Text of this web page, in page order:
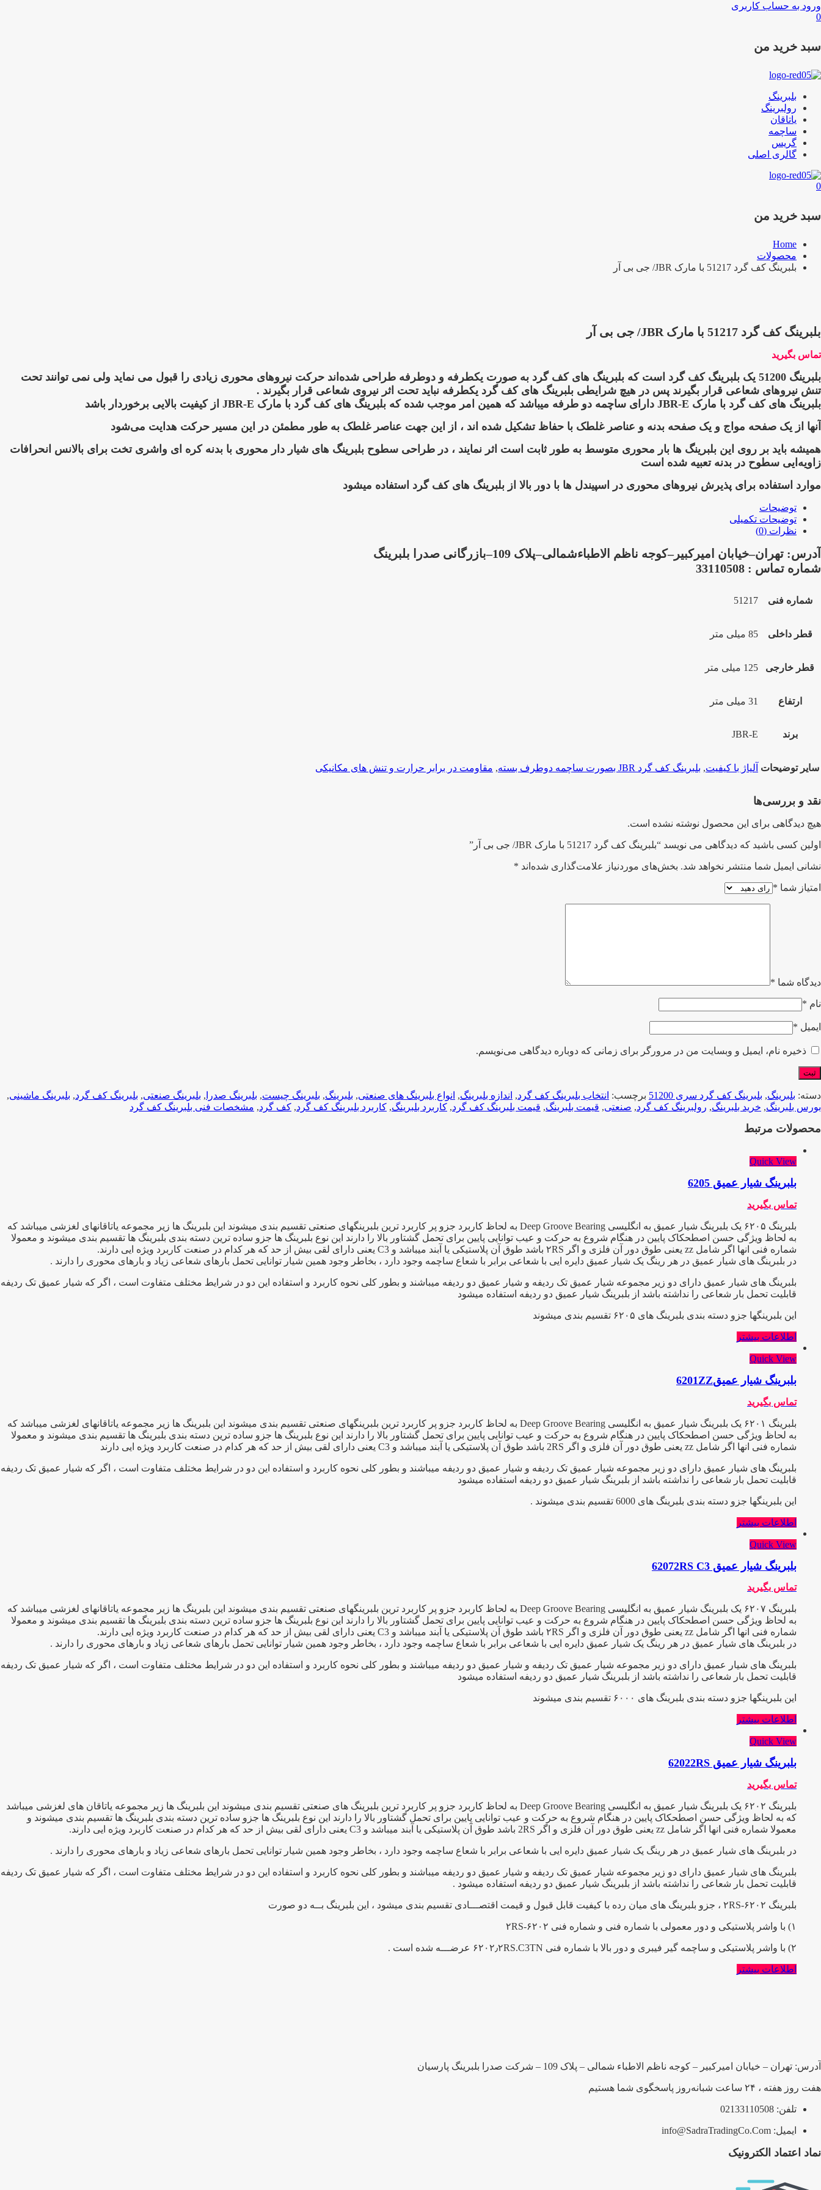
ورود به حساب کاربری
0
سبد خرید من
بلبرینگ
رولبرینگ
یاتاقان
ساچمه
گریس
گالری اصلی
0
سبد خرید من
Home
محصولات
بلبرینگ کف گرد 51217 با مارک JBR/ جی بی آر
بلبرینگ کف گرد 51217 با مارک JBR/ جی بی آر
تماس بگیرید
بلبرینگ 51200 یک بلبرینگ کف گرد است که بلبرینگ های کف گرد به صورت یکطرفه و دوطرفه طراحی شده‌اند حرکت نیروهای محوری زیادی را قبول می نماید ولی نمی توانند تحت
تنش نیروهای شعاعی قرار بگیرند پس در هیچ شرایطی بلبرینگ های کف گرد یکطرفه نباید تحت اثر نیروی شعاعی قرار بگیرند .
بلبرینگ های کف گرد با مارک JBR-E دارای ساچمه دو طرفه میباشد که همین امر موجب شده که بلبرینگ های کف گرد با مارک JBR-E از کیفیت بالایی برخوردار باشد
آنها از یک صفحه مواج و یک صفحه بدنه و عناصر غلطک با حفاظ تشکیل شده اند ، از این جهت عناصر غلطک به طور مطمئن در این مسیر حرکت هدایت می‌شود
همیشه باید بر روی این بلبرینگ ها بار محوری متوسط به طور ثابت است اثر نمایند ، در طراحی سطوح بلبرینگ های شیار دار محوری با بدنه کره ای واشری تخت برای بالانس انحرافات
زاویه‌ایی سطوح در بدنه تعبیه شده است
موارد استفاده برای پذیرش نیروهای محوری در اسپیندل ها با دور بالا از بلبرینگ های کف گرد استفاده میشود
توضیحات
توضیحات تکمیلی
نظرات (0)
آدرس: تهران–خیابان امیرکبیر–کوجه ناظم الاطباءشمالی–پلاک 109–بازرگانی صدرا بلبرینگ
شماره تماس : 33110508
شماره فنی 51217
قطر داخلی 85 میلی متر
قطر خارجی 125 میلی متر
ارتفاع 31 میلی متر
برند JBR-E
سایر توضیحات آلیاژ با کیفیت, بلبرینگ کف گرد JBR بصورت ساچمه دوطرف بسته , مقاومت در برابر حرارت و تنش های مکانیکی
نقد و بررسی‌ها
هیچ دیدگاهی برای این محصول نوشته نشده است.
اولین کسی باشید که دیدگاهی می نویسد “بلبرینگ کف گرد 51217 با مارک JBR/ جی بی آر”
نشانی ایمیل شما منتشر نخواهد شد. بخش‌های موردنیاز علامت‌گذاری شده‌اند *
امتیاز شما *
دیدگاه شما *
نام *
ایمیل *
ذخیره نام، ایمیل و وبسایت من در مرورگر برای زمانی که دوباره دیدگاهی می‌نویسم.
دسته: بلبرینگ, بلبرینگ کف گرد سری 51200 برچسب: انتخاب بلبرینگ کف گرد, اندازه بلبرینگ, انواع بلبرینگ های صنعتی, بلبرینگ, بلبرینگ چیست, بلبرینگ صدرا , بلبرینگ صنعتی, بلبرینگ کف گرد, بلبرینگ ماشینی,
بورس بلبرینگ, خرید بلبرینگ, رولبرینگ کف گرد, صنعتی, قیمت بلبرینگ, قیمت بلبرینگ کف گرد, کاربرد بلبرینگ, کاربرد بلبرینگ کف گرد, کف گرد, مشخصات فنی بلبرینگ کف گرد
محصولات مرتبط
Quick View
بلبرینگ شیار عمیق 6205
تماس بگیرید
بلبرینگ ۶۲۰۵ یک بلبرینگ شیار عمیق به انگلیسی Deep Groove Bearing به لحاظ کاربرد جزو پر کاربرد ترین بلبرینگهای صنعتی تقسیم بندی میشوند این بلبرینگ ها زیر مجموعه یاتاقانهای لغزشی میباشد که
به لحاظ ویژگی حسن اصطحکاک پایین در هنگام شروع به حرکت و عیب توانایی پایین برای تحمل گشتاور بالا را دارند این نوع بلبرینگ ها جزو ساده ترین دسته بندی بلبرینگ ها تقسیم بندی میشوند و معمولا
شماره فنی انها اگر شامل zz یعنی طوق دور آن فلزی و اگر ۲RS باشد طوق آن پلاستیکی یا آبند میباشد و C3 یعنی دارای لقی بیش از حد که هر کدام در صنعت کاربرد ویژه ایی دارند.
در بلبرینگ های شیار عمیق در هر رینگ یک شیار عمیق دایره ایی با شعاعی برابر با شعاع ساچمه وجود دارد ، بخاطر وجود همین شیار توانایی تحمل بارهای شعاعی زیاد و بارهای محوری را دارند .
بلبرینگ های شیار عمیق دارای دو زیر مجموعه شیار عمیق تک ردیفه و شیار عمیق دو ردیفه میباشند و بطور کلی نحوه کاربرد و استفاده این دو در شرایط مختلف متفاوت است ، اگر که شیار عمیق تک ردیفه
قابلیت تحمل بار شعاعی را نداشته باشد از بلبرینگ شیار عمیق دو ردیفه استفاده میشود
این بلبرینگها جزو دسته بندی بلبرینگ های ۶۲۰۵ تقسیم بندی میشوند
اطلاعات بیشتر
Quick View
بلبرینگ شیار عمیق6201ZZ
تماس بگیرید
بلبرینگ ۶۲۰۱ یک بلبرینگ شیار عمیق به انگلیسی Deep Groove Bearing به لحاظ کاربرد جزو پر کاربرد ترین بلبرینگهای صنعتی تقسیم بندی میشوند این بلبرینگ ها زیر مجموعه یاتاقانهای لغزشی میباشد که
به لحاظ ویژگی حسن اصطحکاک پایین در هنگام شروع به حرکت و عیب توانایی پایین برای تحمل گشتاور بالا را دارند این نوع بلبرینگ ها جزو ساده ترین دسته بندی بلبرینگ ها تقسیم بندی میشوند و معمولا
شماره فنی انها اگر شامل zz یعنی طوق دور آن فلزی و اگر 2RS باشد طوق آن پلاستیکی یا آبند میباشد و C3 یعنی دارای لقی بیش از حد که هر کدام در صنعت کاربرد ویژه ایی دارند
بلبرینگ های شیار عمیق دارای دو زیر مجموعه شیار عمیق تک ردیفه و شیار عمیق دو ردیفه میباشند و بطور کلی نحوه کاربرد و استفاده این دو در شرایط مختلف متفاوت است ، اگر که شیار عمیق تک ردیفه
قابلیت تحمل بار شعاعی را نداشته باشد از بلبرینگ شیار عمیق دو ردیفه استفاده میشود
این بلبرینگها جزو دسته بندی بلبرینگ های 6000 تقسیم بندی میشوند .
اطلاعات بیشتر
Quick View
بلبرینگ شیار عمیق 62072RS C3
تماس بگیرید
بلبرینگ ۶۲۰۷ یک بلبرینگ شیار عمیق به انگلیسی Deep Groove Bearing به لحاظ کاربرد جزو پر کاربرد ترین بلبرینگهای صنعتی تقسیم بندی میشوند این بلبرینگ ها زیر مجموعه یاتاقانهای لغزشی میباشد که
به لحاظ ویژگی حسن اصطحکاک پایین در هنگام شروع به حرکت و عیب توانایی پایین برای تحمل گشتاور بالا را دارند این نوع بلبرینگ ها جزو ساده ترین دسته بندی بلبرینگ ها تقسیم بندی میشوند و معمولا
شماره فنی انها اگر شامل zz یعنی طوق دور آن فلزی و اگر ۲RS باشد طوق آن پلاستیکی یا آبند میباشد و C3 یعنی دارای لقی بیش از حد که هر کدام در صنعت کاربرد ویژه ایی دارند.
در بلبرینگ های شیار عمیق در هر رینگ یک شیار عمیق دایره ایی با شعاعی برابر با شعاع ساچمه وجود دارد ، بخاطر وجود همین شیار توانایی تحمل بارهای شعاعی زیاد و بارهای محوری را دارند .
بلبرینگ های شیار عمیق دارای دو زیر مجموعه شیار عمیق تک ردیفه و شیار عمیق دو ردیفه میباشند و بطور کلی نحوه کاربرد و استفاده این دو در شرایط مختلف متفاوت است ، اگر که شیار عمیق تک ردیفه
قابلیت تحمل بار شعاعی را نداشته باشد از بلبرینگ شیار عمیق دو ردیفه استفاده میشود
این بلبرینگها جزو دسته بندی بلبرینگ های ۶۰۰۰ تقسیم بندی میشوند
اطلاعات بیشتر
Quick View
بلبرینگ شیار عمیق 62022RS
تماس بگیرید
بلبرینگ ۶۲۰۲ یک بلبرینگ شیار عمیق به انگلیسی Deep Groove Bearing به لحاظ کاربرد جزو پر کاربرد ترین بلبرینگ های صنعتی تقسیم بندی میشوند این بلبرینگ ها زیر مجموعه یاتاقان های لغزشی میباشد
که به لحاظ ویژگی حسن اصطحکاک پایین در هنگام شروع به حرکت و عیب توانایی پایین برای تحمل گشتاور بالا را دارند این نوع بلبرینگ ها جزو ساده ترین دسته بندی بلبرینگ ها تقسیم بندی میشوند و
معمولا شماره فنی انها اگر شامل zz یعنی طوق دور آن فلزی و اگر 2RS باشد طوق آن پلاستیکی یا آبند میباشد و C3 یعنی دارای لقی بیش از حد که هر کدام در صنعت کاربرد ویژه ایی دارند.
در بلبرینگ های شیار عمیق در هر رینگ یک شیار عمیق دایره ایی با شعاعی برابر با شعاع ساچمه وجود دارد ، بخاطر وجود همین شیار توانایی تحمل بارهای شعاعی زیاد و بارهای محوری را دارند .
بلبرینگ های شیار عمیق دارای دو زیر مجموعه شیار عمیق تک ردیفه و شیار عمیق دو ردیفه میباشند و بطور کلی نحوه کاربرد و استفاده این دو در شرایط مختلف متفاوت است ، اگر که شیار عمیق تک ردیفه
قابلیت تحمل بار شعاعی را نداشته باشد از بلبرینگ شیار عمیق دو ردیفه استفاده میشود .
بلبرینگ ۶۲۰۲-۲RS ، جزو بلبرینگ های میان رده با کیفیت قابل قبول و قیمت اقتصـــادی تقسیم بندی میشود ، این بلبرینگ بــه دو صورت
۱) با واشر پلاستیکی و دور معمولی با شماره فنی و شماره فنی ۶۲۰۲-۲RS
۲) با واشر پلاستیکی و ساچمه گیر فیبری و دور بالا با شماره فنی ۶۲۰۲٫۲RS.C3TN عرضـــه شده است .
اطلاعات بیشتر
آدرس: تهران – خیابان امیرکبیر – کوجه ناظم الاطباء شمالی – پلاک 109 – شرکت صدرا بلبرینگ پارسیان
هفت روز هفته ، ۲۴ ساعت شبانه‌روز پاسخگوی شما هستیم
تلفن: 02133110508
ایمیل: info@SadraTradingCo.Com
نماد اعتماد الکترونیک